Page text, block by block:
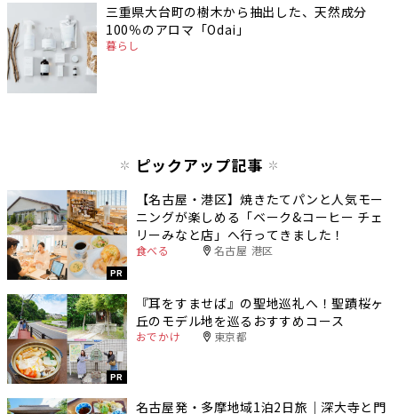
三重県大台町の樹木から抽出した、天然成分
100％のアロマ「Odai」
暮らし
ピックアップ記事
PR
【名古屋・港区】焼きたてパンと人気モー
ニングが楽しめる「ベーク&コーヒー チェ
リーみなと店」へ行ってきました！
食べる 名古屋 港区
PR
『耳をすませば』の聖地巡礼へ！聖蹟桜ヶ
丘のモデル地を巡るおすすめコース
おでかけ 東京都
名古屋発・多摩地域1泊2日旅｜深大寺と門